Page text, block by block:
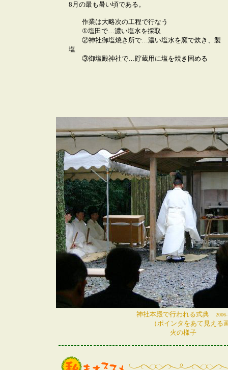
8月の最も暑い頃である。
作業は大略次の工程で行なう
①塩田で…濃い塩水を採取
②神社御塩焼き所で…濃い塩水を窯で炊き、製
塩
③御塩殿神社で…貯蔵用に塩を焼き固める
神社本殿で行われる式典
（ポインタをあて見える
火の様子